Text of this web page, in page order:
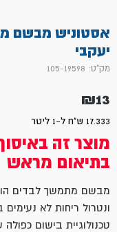
יעקבי
מק"ט: 105-19598
₪13
17.333 ש"ח ל-1 ליטר
מוצר זה
בתיאום מראש
מבשם מתמשך לבדים
ונטרול ריחות לא
טכנולוגיית בישום